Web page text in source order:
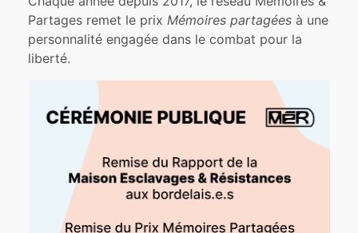
Partages remet le prixMémoires partagées à une
personnalité engagée dans le combat pour la
liberté.